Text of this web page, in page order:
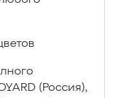
(Россия),